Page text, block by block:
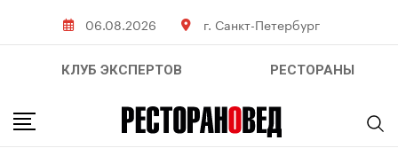
06.08.2026 г. Санкт-Петербург
КЛУБ ЭКСПЕРТОВ РЕСТОРАНЫ